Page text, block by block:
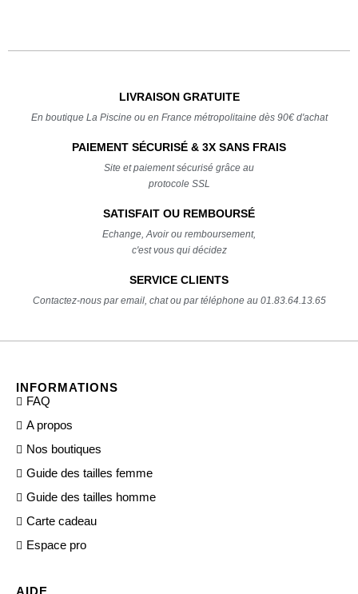
LIVRAISON GRATUITE
En boutique La Piscine ou en France métropolitaine dès 90€ d'achat
PAIEMENT SÉCURISÉ & 3X SANS FRAIS
Site et paiement sécurisé grâce au
protocole SSL
SATISFAIT OU REMBOURSÉ
Echange, Avoir ou remboursement,
c'est vous qui décidez
SERVICE CLIENTS
Contactez-nous par email, chat ou par téléphone au 01.83.64.13.65
INFORMATIONS
FAQ
A propos
Nos boutiques
Guide des tailles femme
Guide des tailles homme
Carte cadeau
Espace pro
AIDE